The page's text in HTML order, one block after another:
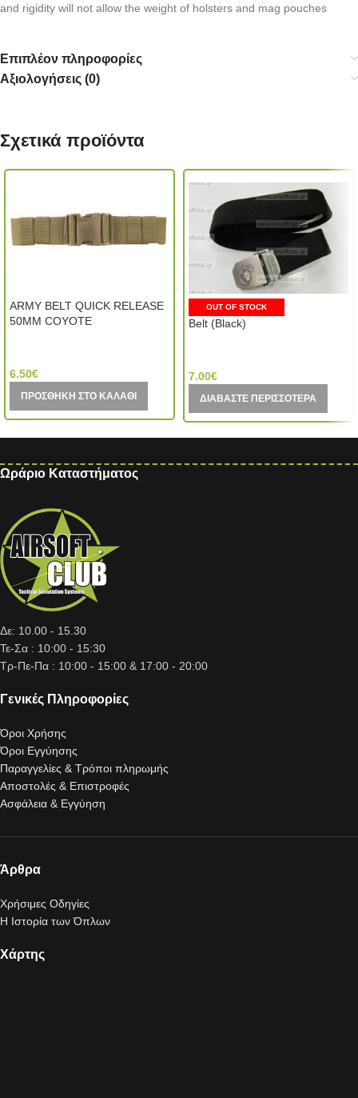
and rigidity will not allow the weight of holsters and mag pouches
Επιπλέον πληροφορίες
Αξιολογήσεις (0)
Σχετικά προϊόντα
ARMY BELT QUICK RELEASE
50MM COYOTE
6.50€
ΠΡΟΣΘΉΚΗ ΣΤΟ ΚΑΛΆΘΙ
OUT OF STOCK
Belt (Black)
7.00€
ΔΙΑΒΆΣΤΕ ΠΕΡΙΣΣΌΤΕΡΑ
Ωράριο Καταστήματος
Δε: 10.00 - 15.30
Τε-Σα : 10:00 - 15:30
Τρ-Πε-Πα : 10:00 - 15:00 & 17:00 - 20:00
Γενικές Πληροφορίες
Όροι Χρήσης
Όροι Εγγύησης
Παραγγελίες & Τρόποι πληρωμής
Αποστολές & Επιστροφές
Ασφάλεια & Εγγύηση
Άρθρα
Χρήσιμες Οδηγίες
Η Ιστορία των Όπλων
Χάρτης